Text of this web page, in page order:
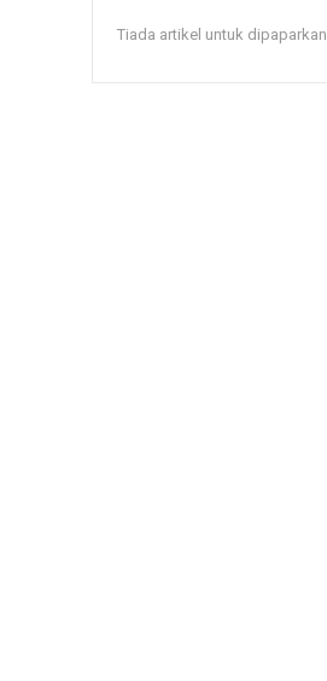
Tiada artikel untuk dipaparkan